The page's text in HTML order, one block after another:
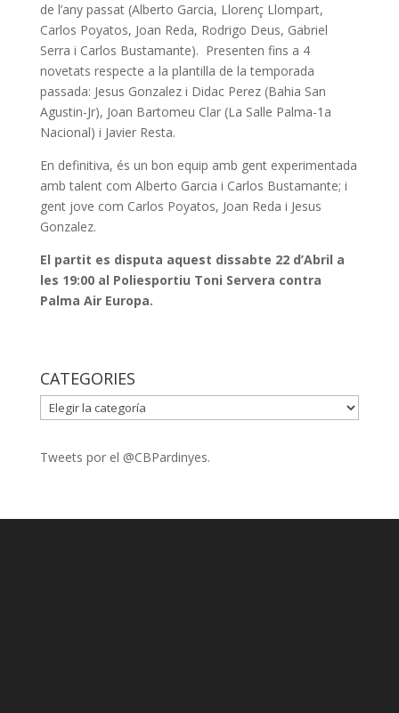
de l’any passat (Alberto Garcia, Llorenç Llompart,
Carlos Poyatos, Joan Reda, Rodrigo Deus, Gabriel
Serra i Carlos Bustamante). Presenten fins a 4
novetats respecte a la plantilla de la temporada
passada: Jesus Gonzalez i Didac Perez (Bahia San
Agustin-Jr), Joan Bartomeu Clar (La Salle Palma-1a
Nacional) i Javier Resta.
En definitiva, és un bon equip amb gent experimentada
amb talent com Alberto Garcia i Carlos Bustamante; i
gent jove com Carlos Poyatos, Joan Reda i Jesus
Gonzalez.
El partit es disputa aquest dissabte 22 d’Abril a
les 19:00 al Poliesportiu Toni Servera contra
Palma Air Europa.
CATEGORIES
CATEGORIES
Tweets por el @CBPardinyes.